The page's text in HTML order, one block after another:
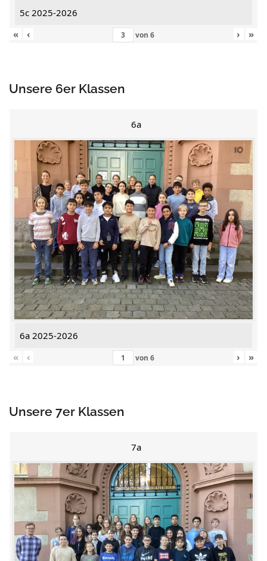
5c 2025-2026
«
‹ von 6 › »
Unsere 6er Klassen
6a
6a 2025-2026
«
‹ von 6 › »
Unsere 7er Klassen
7a